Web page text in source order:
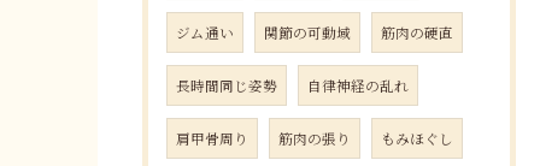
ジム通い 関節の可動域 筋肉の硬直
長時間同じ姿勢 自律神経の乱れ
肩甲骨周り 筋肉の張り もみほぐし